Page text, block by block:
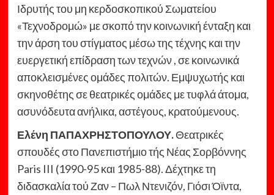
Ιδρυτής του μη κερδοσκοπικού Σωματείου
«Τεχνοδρομώ» με σκοπό την κοινωνική ένταξη και
την άρση του στίγματος μέσω της τέχνης και την
ευεργετική επίδραση των τεχνών , σε κοινωνικά
αποκλεισμένες ομάδες πολιτών. Εμψυχωτής και
σκηνοθέτης σε θεατρικές ομάδες με τυφλά άτομα,
ασυνόδευτα ανήλικα, αστέγους, κρατούμενους.
Ελένη ΠΑΠΑΧΡΗΣΤΟΠΟΥΛΟΥ.Θεατρικές
σπουδές στο Πανεπιστήμιο τής Νέας Σορβόννης
Paris III (1990-95 και 1985-88). Δέχτηκε τη
διδασκαλία τού Ζαν – Πωλ Ντενιζόν, Γιόσι Όϊντα,